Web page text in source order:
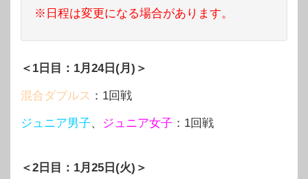
※日程は変更になる場合があります。
＜1日目：1月24日(月)＞
混合ダブルス ：1回戦
ジュニア男子、 ジュニア女子 ：1回戦
＜2日目：1月25日(火)＞